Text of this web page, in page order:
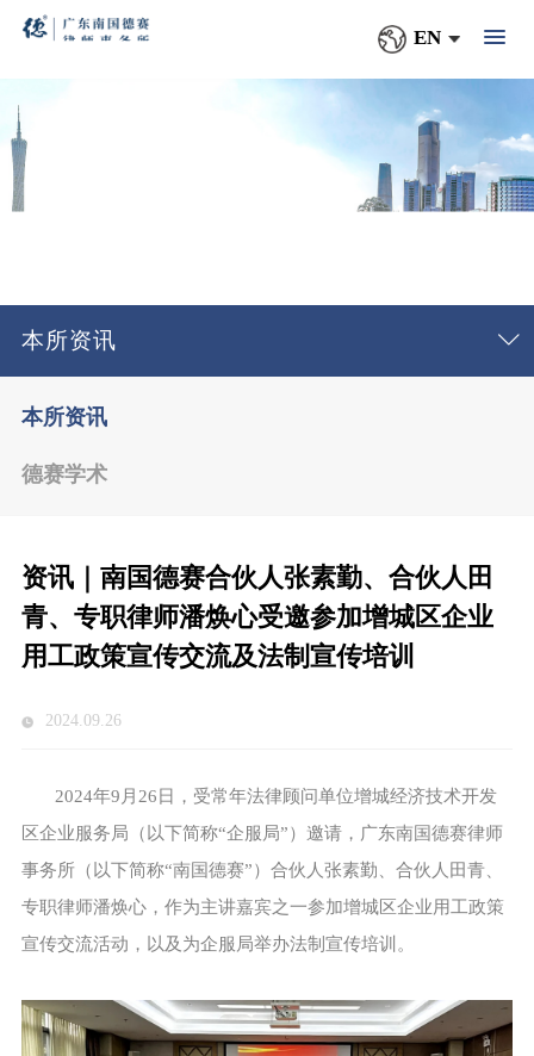
EN
本所资讯
本所资讯
德赛学术
资讯｜南国德赛合伙人张素勤、合伙人田
青、专职律师潘焕心受邀参加增城区企业
用工政策宣传交流及法制宣传培训
2024.09.26
2024年9月26日，受常年法律顾问单位增城经济技术开发
区企业服务局（以下简称“企服局”）邀请，广东南国德赛律师
事务所（以下简称“南国德赛”）合伙人张素勤、合伙人田青、
专职律师潘焕心，作为主讲嘉宾之一参加增城区企业用工政策
宣传交流活动，以及为企服局举办法制宣传培训。